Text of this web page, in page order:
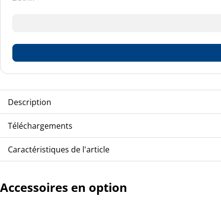
Description
Téléchargements
Caractéristiques de l'article
Accessoires en option